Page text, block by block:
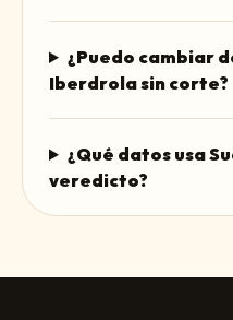
¿Puedo cambiar
Iberdrola sin corte?
¿Qué datos usa
veredicto?